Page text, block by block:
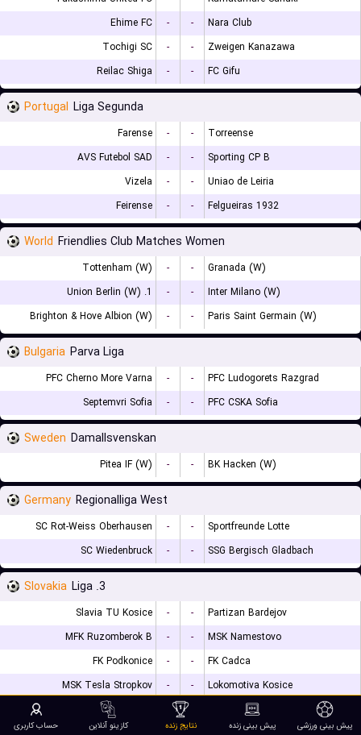
Ehime FC
- -
Nara Club
Tochigi SC
- -
Zweigen Kanazawa
Reilac Shiga
- - FC Gifu
Portugal Liga Segunda
Farense - -
Torreense
AVS Futebol SAD
- -
Sporting CP B
Vizela
- -
Uniao de Leiria
Feirense
- - Felgueiras 1932
World Friendlies Club Matches Women
Tottenham (W) - -
Granada (W)
1. Union Berlin (W)
- -
Inter Milano (W)
Brighton & Hove Albion (W)
- - Paris Saint Germain (W)
Bulgaria Parva Liga
PFC Cherno More Varna - -
PFC Ludogorets Razgrad
Septemvri Sofia
- - PFC CSKA Sofia
Sweden Damallsvenskan
Pitea IF (W) - - BK Hacken (W)
Germany Regionalliga West
SC Rot-Weiss Oberhausen - -
Sportfreunde Lotte
SC Wiedenbruck
- - SSG Bergisch Gladbach
Slovakia 3. Liga
Slavia TU Kosice - -
Partizan Bardejov
MFK Ruzomberok B
- -
MSK Namestovo
FK Podkonice
- -
FK Cadca
MSK Tesla Stropkov
- -
Lokomotiva Kosice
Banik Kalinovo
MFK Dolny Kubin
پیش بینی ورزشی پیش بینی زنده نتایج زنده کازینو آنلاین حساب کاربری